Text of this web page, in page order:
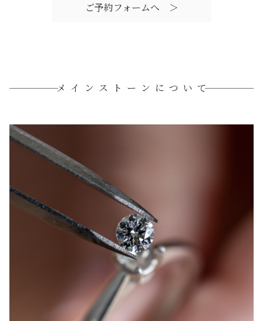
ご予約フォームへ ＞
メインストーンについて